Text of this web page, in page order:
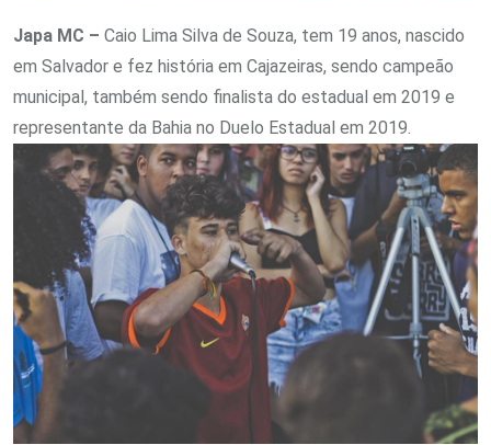
Japa MC – Caio Lima Silva de Souza, tem 19 anos, nascido
em Salvador e fez história em Cajazeiras, sendo campeão
municipal, também sendo finalista do estadual em 2019 e
representante da Bahia no Duelo Estadual em 2019.